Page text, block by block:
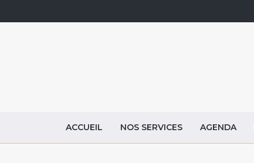
ACCUEIL NOS SERVICES AGENDA